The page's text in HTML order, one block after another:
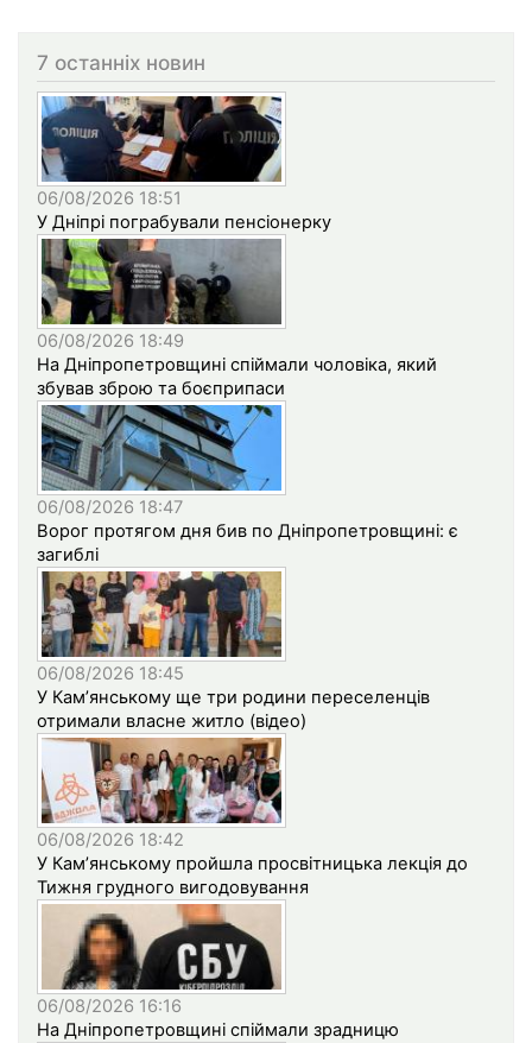
7 останніх новин
06/08/2026 18:51
У Дніпрі пограбували пенсіонерку
06/08/2026 18:49
На Дніпропетровщині спіймали чоловіка, який
збував зброю та боєприпаси
06/08/2026 18:47
Ворог протягом дня бив по Дніпропетровщині: є
загиблі
06/08/2026 18:45
У Кам’янському ще три родини переселенців
отримали власне житло (відео)
06/08/2026 18:42
У Кам’янському пройшла просвітницька лекція до
Тижня грудного вигодовування
06/08/2026 16:16
На Дніпропетровщині спіймали зрадницю